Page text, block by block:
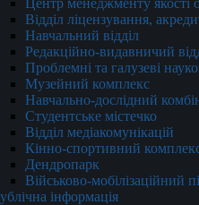
Центр менеджменту якості
Відділ ліцензування,
Навчальний відділ
Редакційно-видавничий
Проблемні та галузеві
Музейний комплекс
Навчально-дослідний
Студентське містечко
Відділ медіакомунікацій
Кінно-спортивний
Дендропарк
Військово-мобілізаційний
інформація